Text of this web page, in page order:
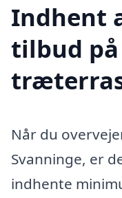
Indhent
tilbud
Når du
Svanninge, er
indhente